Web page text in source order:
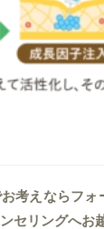
考えならフォ
セリングへお